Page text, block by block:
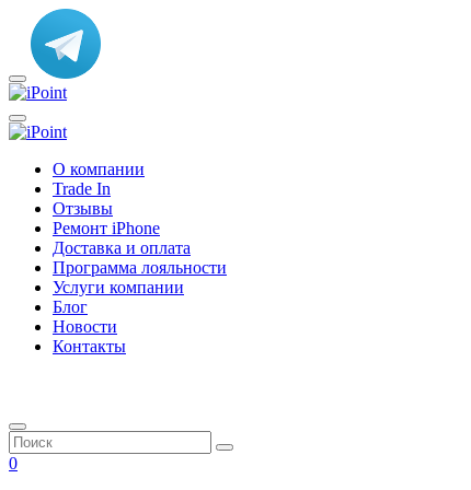
О компании
Trade In
Отзывы
Ремонт iPhone
Доставка и оплата
Программа лояльности
Услуги компании
Блог
Новости
Контакты
0